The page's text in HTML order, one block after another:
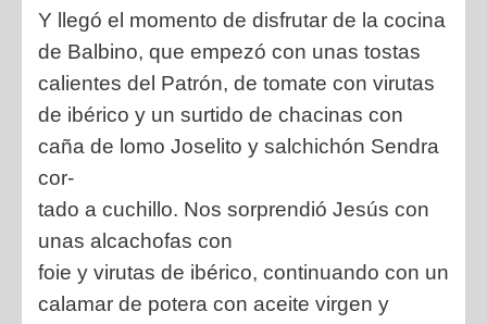
Y llegó el momento de disfrutar de la cocina
de Balbino, que empezó con unas tostas
calientes del Patrón, de tomate con virutas
de ibérico y un surtido de chacinas con
caña de lomo Joselito y salchichón Sendra
cor-
tado a cuchillo. Nos sorprendió Jesús con
unas alcachofas con
foie y virutas de ibérico, continuando con un
calamar de potera con aceite virgen y